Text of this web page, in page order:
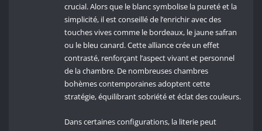
crucial. Alors que le blanc symbolise la pureté et la
simplicité, il est conseillé de l’enrichir avec des
touches vives comme le bordeaux, le jaune safran
ou le bleu canard. Cette alliance crée un effet
contrasté, renforçant l’aspect vivant et personnel
de la chambre. De nombreuses chambres
bohèmes contemporaines adoptent cette
stratégie, équilibrant sobriété et éclat des couleurs.
Dans certaines configurations, la literie peut